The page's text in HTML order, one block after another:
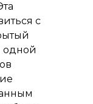
с
одной